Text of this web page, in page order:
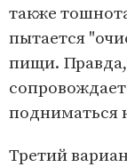
также
пытается
пищи. Правда,
подниматься
Третий